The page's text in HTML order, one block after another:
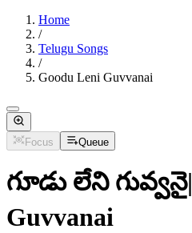
Home
/
Telugu Songs
/
Goodu Leni Guvvanai
Focus Queue
గూడు లేని గువ్వనై|
Guvvanai